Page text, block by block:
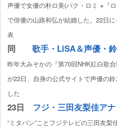
声優で女優の朴ロ美(パク・ロミ ※『
で俳優の山路和弘が結婚した。22日
表
同 歌手・LiSA＆声優・
昨年大みそかの『第70回NHK紅白歌
が22日、自身の公式サイトで声優の
した
23日 フジ・三田友梨佳アナ
“ミタパン”ことフジテレビの三田友